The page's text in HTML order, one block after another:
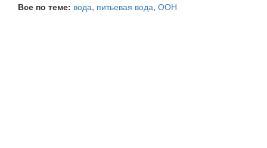
Все по теме: вода, питьевая вода, ООН